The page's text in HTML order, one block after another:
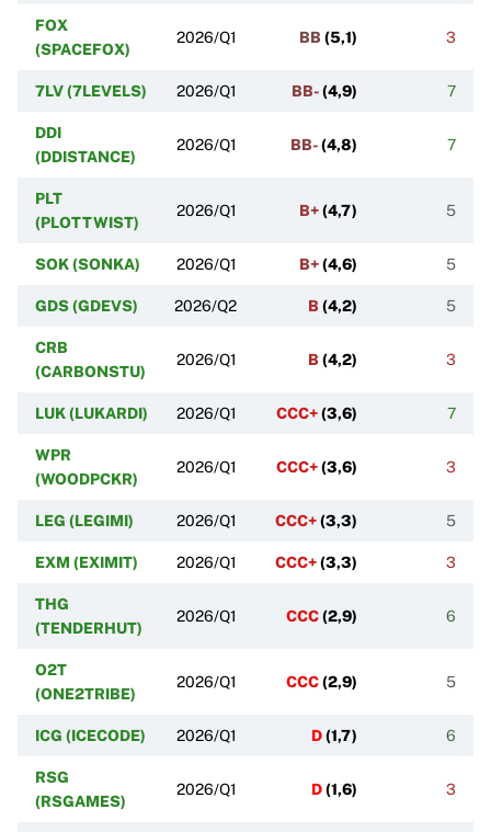
FOX
(SPACEFOX)
2026/Q1 BB (5,1) 3
7LV (7LEVELS) 2026/Q1 BB-(4,9) 7
DDI
(DDISTANCE)
2026/Q1 BB-(4,8) 7
PLT
(PLOTTWIST)
2026/Q1 B+(4,7) 5
SOK (SONKA) 2026/Q1 B+(4,6) 5
GDS (GDEVS) 2026/Q2 B (4,2) 5
CRB
(CARBONSTU)
2026/Q1 B (4,2) 3
LUK (LUKARDI) 2026/Q1 CCC+(3,6) 7
WPR
(WOODPCKR)
2026/Q1 CCC+(3,6) 3
LEG (LEGIMI) 2026/Q1 CCC+(3,3) 5
EXM (EXIMIT) 2026/Q1 CCC+(3,3) 3
THG
(TENDERHUT)
2026/Q1 CCC(2,9) 6
O2T
(ONE2TRIBE)
2026/Q1 CCC(2,9) 5
ICG (ICECODE) 2026/Q1 D(1,7) 6
RSG
(RSGAMES)
2026/Q1 D(1,6) 3